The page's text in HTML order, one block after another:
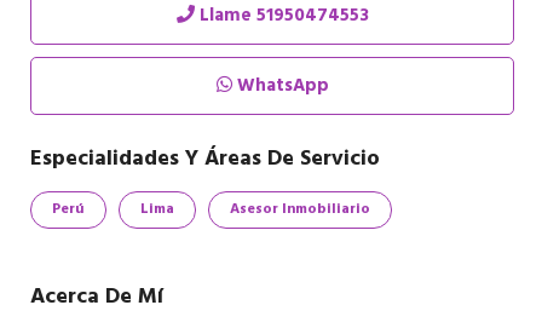
Llame 51950474553
WhatsApp
Especialidades Y Áreas De Servicio
Perú Lima Asesor Inmobiliario
Acerca De Mí